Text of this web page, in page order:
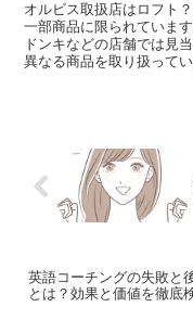
オルビス取扱店はロフト
一部商品に限られていま
ドンキなどの店舗では見
異なる商品を取り扱って
英語コーチングの失敗と
とは？効果と価値を徹底